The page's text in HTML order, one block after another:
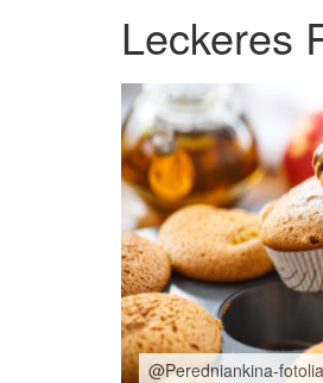
Leckeres
@Peredniankina-